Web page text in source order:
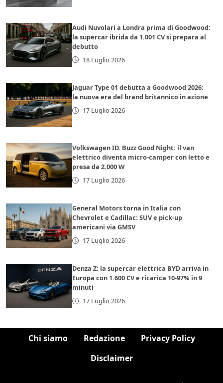
Audi Nuvolari a Londra prima di Goodwood:
la supercar ibrida da 1.001 CV si prepara al
debutto
18 Luglio 2026
Jaguar Type 01 debutta a Goodwood 2026:
la nuova era del brand britannico in azione
17 Luglio 2026
Volkswagen ID. Buzz Good Night: il van
elettrico diventa micro-camper con letto e
presa da 2.000 W
17 Luglio 2026
General Motors torna in Italia con
Chevrolet e Cadillac: SUV e pick-up
americani via GMSV
17 Luglio 2026
Denza Z: la supercar elettrica BYD arriva in
Europa con 1.600 CV e ricarica 10-97% in 9
minuti
17 Luglio 2026
Chi siamo Redazione
Privacy Policy
Disclaimer